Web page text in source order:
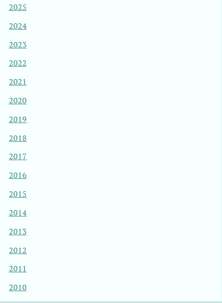
2025
2024
2023
2022
2021
2020
2019
2018
2017
2016
2015
2014
2013
2012
2011
2010